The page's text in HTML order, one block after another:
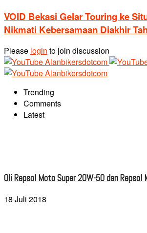
VOID Bekasi Gelar Touring ke
Nikmati Kebersamaan Diakhir
Please login to join discussion
Trending
Comments
Latest
Oli Repsol Moto Super 20W-50 dan
18 Juli 2018